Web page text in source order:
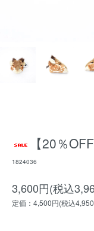
【20％
1824036
3,600円(税込
定価：4,500円(税込